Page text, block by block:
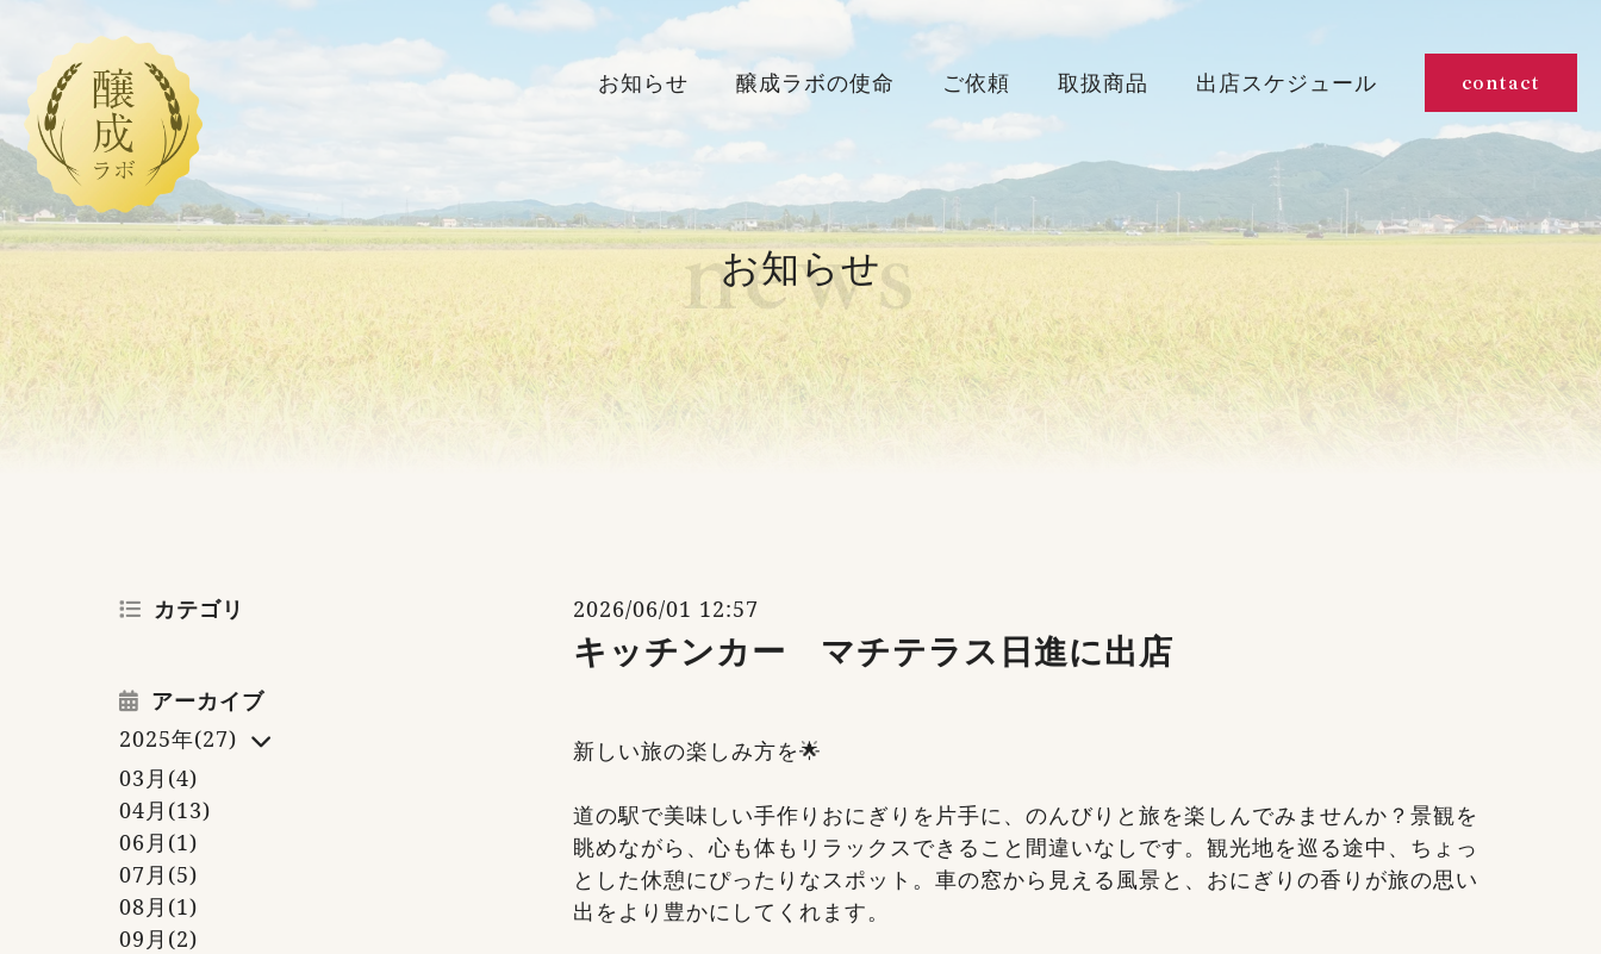
お知らせ 醸成ラボの使命 ご依頼 取扱商品 出店スケジュール contact
お知らせ
news
2026/06/01 12:57
キッチンカー マチテラス日進に出店
新しい旅の楽しみ方を🌟
道の駅で美味しい手作りおにぎりを片手に、のんびりと旅を楽しんでみませんか？景観を
眺めながら、心も体もリラックスできること間違いなしです。観光地を巡る途中、ちょっ
とした休憩にぴったりなスポット。車の窓から見える風景と、おにぎりの香りが旅の思い
出をより豊かにしてくれます。
カテゴリ
アーカイブ
2025年(27)
03月(4)
04月(13)
06月(1)
07月(5)
08月(1)
09月(2)